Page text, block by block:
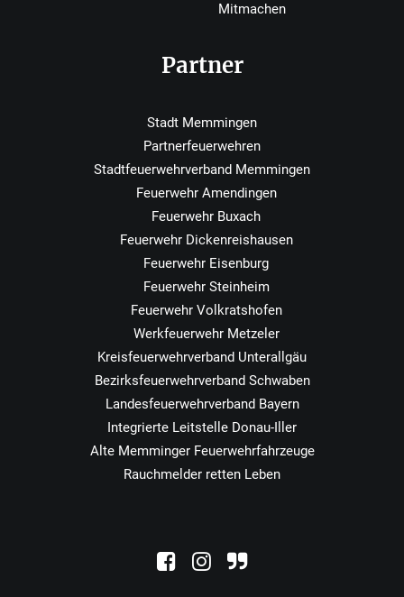
Mitmachen
Partner
Stadt Memmingen
Partnerfeuerwehren
Stadtfeuerwehrverband Memmingen
Feuerwehr Amendingen
Feuerwehr Buxach
Feuerwehr Dickenreishausen
Feuerwehr Eisenburg
Feuerwehr Steinheim
Feuerwehr Volkratshofen
Werkfeuerwehr Metzeler
Kreisfeuerwehrverband Unterallgäu
Bezirksfeuerwehrverband Schwaben
Landesfeuerwehrverband Bayern
Integrierte Leitstelle Donau-Iller
Alte Memminger Feuerwehrfahrzeuge
Rauchmelder retten Leben